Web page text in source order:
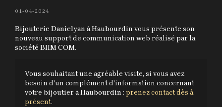
01-04-2024
Bijouterie Danielyan à Haubourdin vous présente son
nouveau support de communication web réalisé par la
société BIIM COM.
Vous souhaitant une agréable visite, si vous avez
besoin d'un complément d'information concernant
votre bijoutier à Haubourdin : prenez contact dès à
présent.